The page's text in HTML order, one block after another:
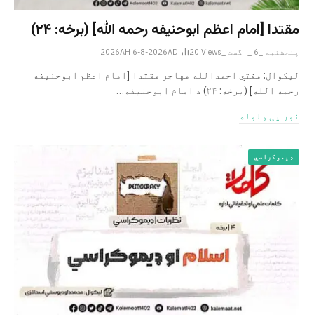
مقتدا [امام اعظم ابوحنیفه رحمه الله‎] (برخه: ۲۴)
پنجشنبه _6 _اگست _2026AH 6-8-2026AD 20 Views
لیکوال: مفتي احمدالله مهاجر مقتدا [امام اعظم ابوحنیفه
رحمه الله‎] (برخه: ۲۴) د امام ابوحنيفه…
نور یی ولوله
ډیموکراسي